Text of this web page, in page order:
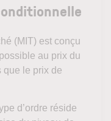
(MIT) est conçu
au prix du
que le prix de
d’ordre réside